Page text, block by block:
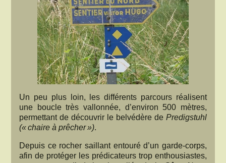
Un peu plus loin, les différents parcours réalisent
une boucle très vallonnée, d’environ 500 mètres,
permettant de découvrir le belvédère de Predigstuhl
(« chaire à prêcher »).
Depuis ce rocher saillant entouré d’un garde-corps,
afin de protéger les prédicateurs trop enthousiastes,